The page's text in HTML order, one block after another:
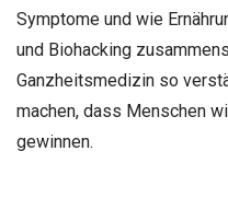
Symptome und wie
und Biohacking
Ganzheitsmedizin so
machen, dass Menschen
gewinnen.